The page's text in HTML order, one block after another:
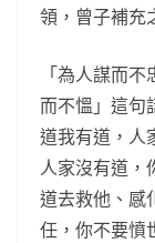
領，曾子補充
「為人謀而
而不慍」這句
道我有道，人
人家沒有道，
道去救他、感
任，你不要憤